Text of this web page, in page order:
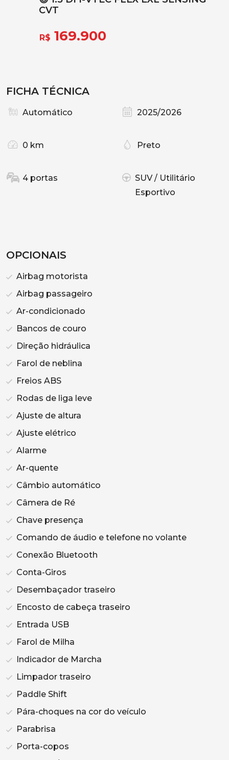
CVT
R$ 169.900
FICHA TÉCNICA
Automático 2025/2026
0 km Preto
4 portas
SUV / Utilitário
Esportivo
OPCIONAIS
Airbag motorista
Airbag passageiro
Ar-condicionado
Bancos de couro
Direção hidráulica
Farol de neblina
Freios ABS
Rodas de liga leve
Ajuste de altura
Ajuste elétrico
Alarme
Ar-quente
Câmbio automático
Câmera de Ré
Chave presença
Comando de áudio e telefone no volante
Conexão Bluetooth
Conta-Giros
Desembaçador traseiro
Encosto de cabeça traseiro
Entrada USB
Farol de Milha
Indicador de Marcha
Limpador traseiro
Paddle Shift
Pára-choques na cor do veículo
Parabrisa
Porta-copos